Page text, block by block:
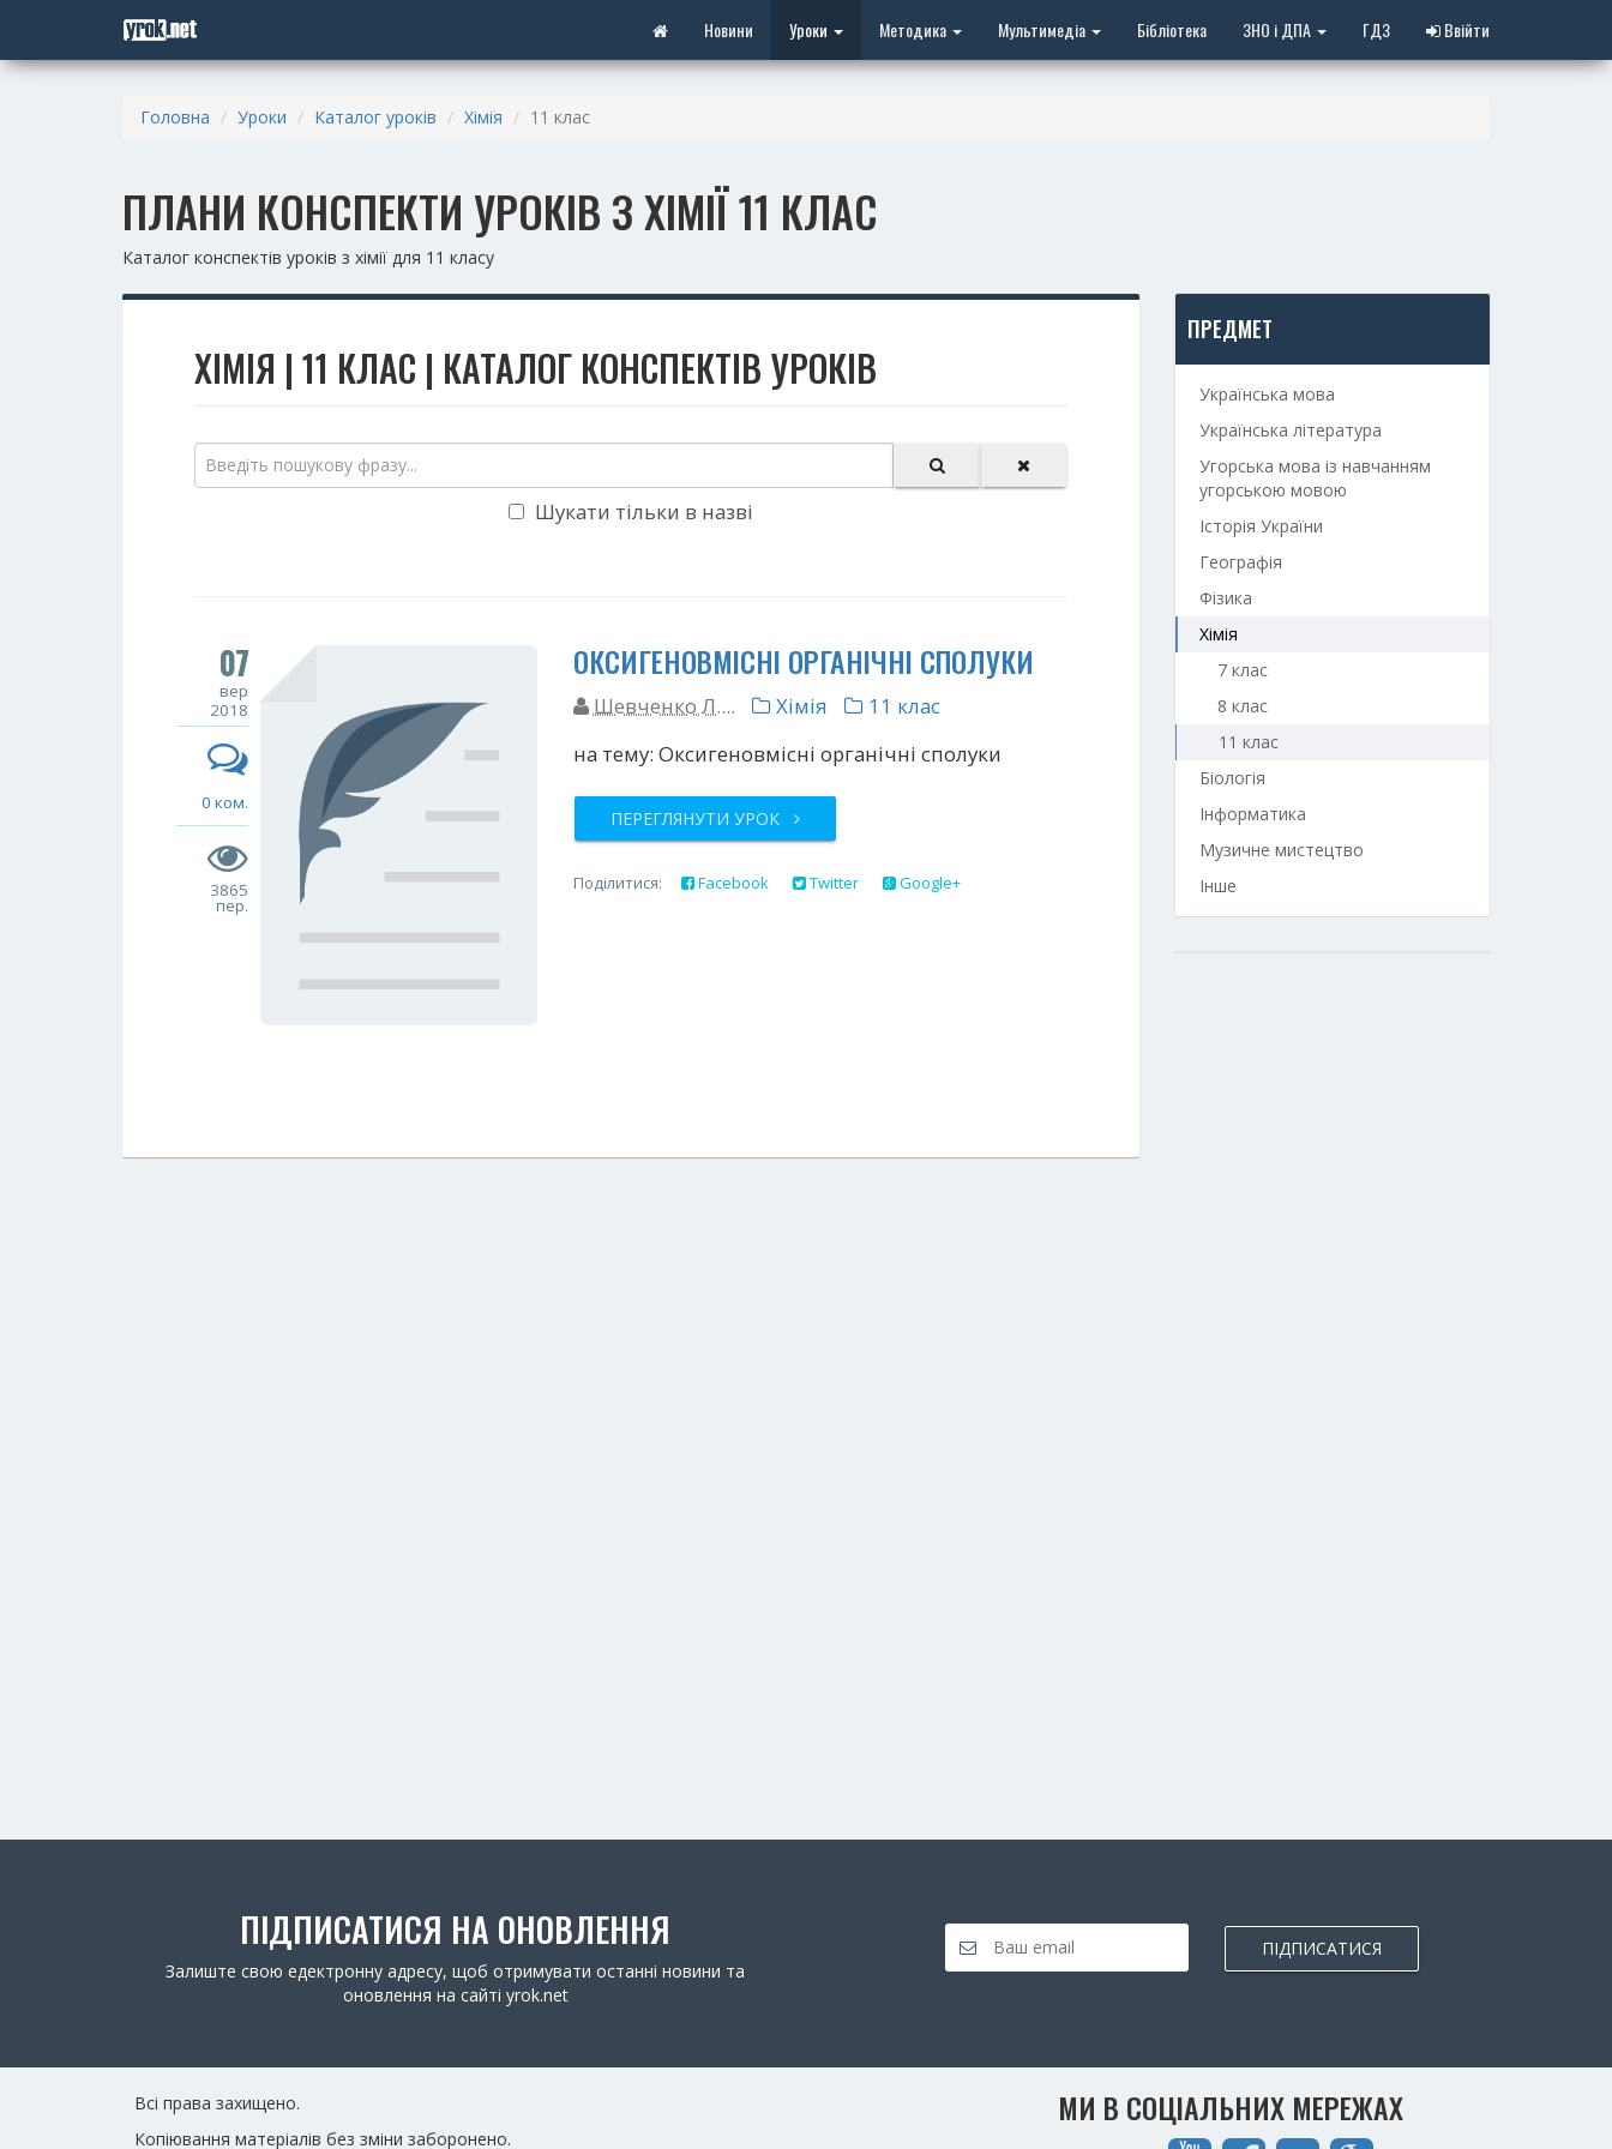
Новини Уроки Методика Мультимедіа Бібліотека ЗНО і ДПА ГДЗ Ввійти
Головна Уроки Каталог уроків Хімія 11 клас
ПЛАНИ КОНСПЕКТИ УРОКІВ З ХІМІЇ 11 КЛАС
Каталог конспектів уроків з хімії для 11 класу
ХІМІЯ | 11 КЛАС | КАТАЛОГ КОНСПЕКТІВ УРОКІВ
Шукати тільки в назві
07
вер
2018
0 ком.
3865
пер.
ОКСИГЕНОВМІСНІ ОРГАНІЧНІ СПОЛУКИ
Шевченко Л.... Хімія
11 клас
на тему: Оксигеновмісні органічні сполуки
ПЕРЕГЛЯНУТИ УРОК
Поділитися: Facebook Twitter Google+
ПРЕДМЕТ
Українська мова
Українська література
Угорська мова із навчанням
угорською мовою
Історія України
Географія
Фізика
Хімія
7 клас
8 клас
11 клас
Біологія
Інформатика
Музичне мистецтво
Інше
ПІДПИСАТИСЯ НА ОНОВЛЕННЯ
Залиште свою едектронну адресу, щоб отримувати останні новини та
оновлення на сайті yrok.net
ПІДПИСАТИСЯ
Всі права захищено.
Копіювання матеріалів без зміни заборонено.
МИ В СОЦІАЛЬНИХ МЕРЕЖАХ